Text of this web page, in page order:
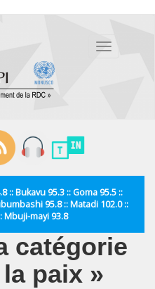
Toggle
:: Bukavu 95.3 :: Goma 95.5 ::
95.8 :: Matadi 102.0 ::
Mbuji-mayi 93.8
catégorie
paix »